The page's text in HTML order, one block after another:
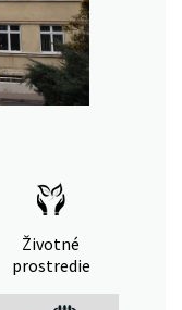
Životné
prostredie